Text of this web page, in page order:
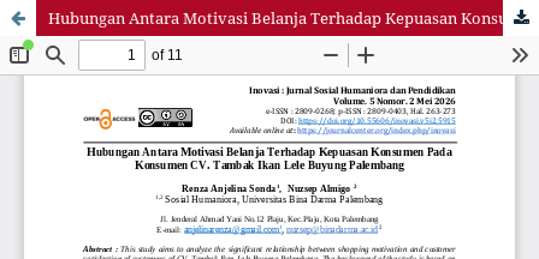
Hubungan Antara Motivasi Belanja Terhadap Kepuasan Konsumen Pada Konsumen CV. Tambak Ikan Lele Buyung Palembang